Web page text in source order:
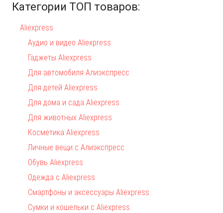
Категории ТОП товаров:
Aliexpress
Аудио и видео Aliexpress
Гаджеты Aliexpress
Для автомобиля Алиэкспресс
Для детей Aliexpress
Для дома и сада Aliexpress
Для животных Aliexpress
Косметика Aliexpress
Личные вещи с Алиэкспресс
Обувь Aliexpress
Одежда с Aliexpress
Смартфоны и аксессуары Aliexpress
Сумки и кошельки с Aliexpress